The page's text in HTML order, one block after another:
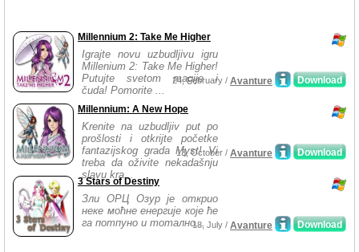
Millennium 2: Take Me Higher
Igrajte novu uzbudljivu igru
Millenium 2: Take Me Higher!
Putujte svetom magije i
čuda! Pomorite ...
Download
24, February / Avanture
Millennium: A New Hope
Krenite na uzbudljiv put po
prošlosti i otkrijte početke
fantazijskog grada Myst! Vi
treba da oživite nekadašnju
slavu kra...
Download
13, October / Avanture
3 Stars of Destiny
Зли ОРЦ Озур је открио
неке моћне енергије које ће
га потпуно и тотално...
Download
18, July / Avanture